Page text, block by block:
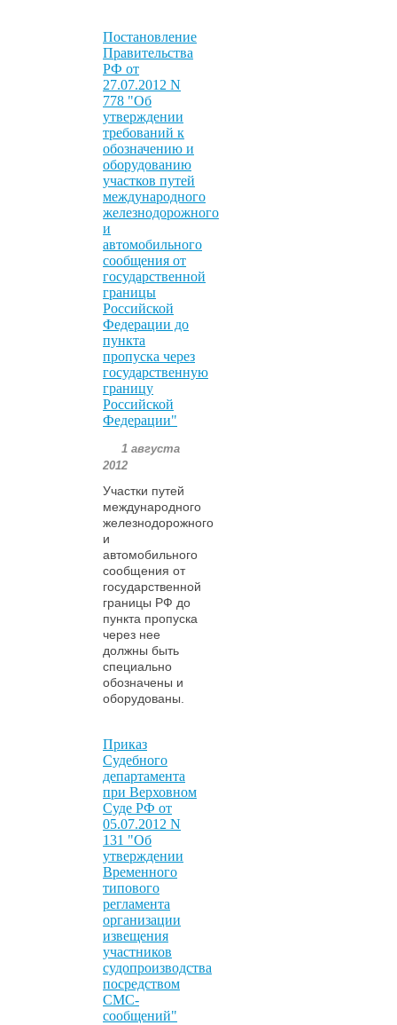
Постановление
Правительства
РФ от
27.07.2012 N
778 "Об
утверждении
требований к
обозначению и
оборудованию
участков путей
международного
железнодорожного
и
автомобильного
сообщения от
государственной
границы
Российской
Федерации до
пункта
пропуска через
государственную
границу
Российской
Федерации"
1 августа
2012
Участки путей
международного
железнодорожного
и
автомобильного
сообщения от
государственной
границы РФ до
пункта пропуска
через нее
должны быть
специально
обозначены и
оборудованы.
Приказ
Судебного
департамента
при Верховном
Суде РФ от
05.07.2012 N
131 "Об
утверждении
Временного
типового
регламента
организации
извещения
участников
судопроизводства
посредством
СМС-
сообщений"